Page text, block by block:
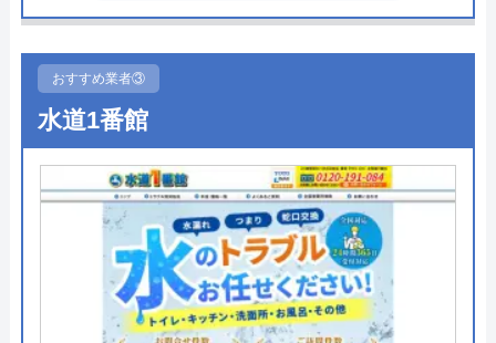
公式サイトを見る
0120-091-026
イースマイルの基本情報
運営会社 株式会社イースマイル
島村禮孝
●受付時間
●定休日
●出張見積もり 出張・見積もり無料
●支払い方法
現金、クレジットカード、コンビ
ニ後払い、QRコード決済
●累計実績
提携先は大手企業との法人契約多
数
おすすめ業者③
水道1番館